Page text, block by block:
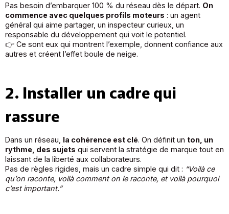
Pas besoin d’embarquer 100 % du réseau dès le départ. On
commence avec quelques profils moteurs : un agent
général qui aime partager, un inspecteur curieux, un
responsable du développement qui voit le potentiel.
👉 Ce sont eux qui montrent l’exemple, donnent confiance aux
autres et créent l’effet boule de neige.
2. Installer un cadre qui
rassure
Dans un réseau, la cohérence est clé. On définit un ton, un
rythme, des sujets qui servent la stratégie de marque tout en
laissant de la liberté aux collaborateurs.
Pas de règles rigides, mais un cadre simple qui dit : “Voilà ce
qu’on raconte, voilà comment on le raconte, et voilà pourquoi
c’est important.”